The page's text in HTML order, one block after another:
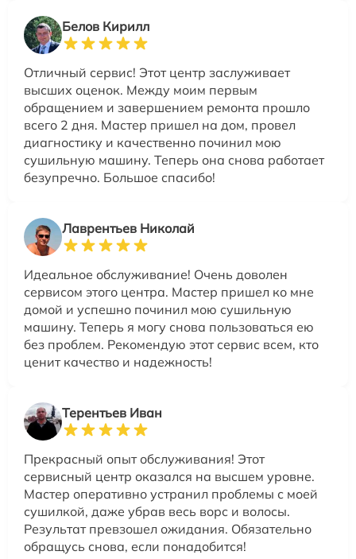
Белов Кирилл
Отличный сервис! Этот центр заслуживает
высших оценок. Между моим первым
обращением и завершением ремонта прошло
всего 2 дня. Мастер пришел на дом, провел
диагностику и качественно починил мою
сушильную машину. Теперь она снова работает
безупречно. Большое спасибо!
Лаврентьев Николай
Идеальное обслуживание! Очень доволен
сервисом этого центра. Мастер пришел ко мне
домой и успешно починил мою сушильную
машину. Теперь я могу снова пользоваться ею
без проблем. Рекомендую этот сервис всем, кто
ценит качество и надежность!
Терентьев Иван
Прекрасный опыт обслуживания! Этот
сервисный центр оказался на высшем уровне.
Мастер оперативно устранил проблемы с моей
сушилкой, даже убрав весь ворс и волосы.
Результат превзошел ожидания. Обязательно
обращусь снова, если понадобится!